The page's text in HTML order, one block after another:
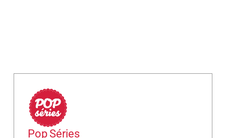
Pop Séries